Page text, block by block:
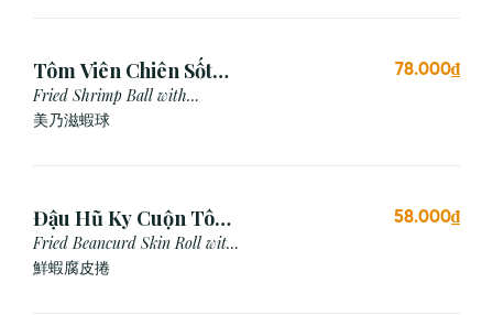
Tôm Viên Chiên Sốt
Mayonnaise (3 viên)
Fried Shrimp Ball with
Mayonnaise Sauce
美乃滋蝦球
78.000₫
Đậu Hũ Ky Cuộn Tôm
Chiên (3 cái)
Fried Beancurd Skin Roll with
Shrimp
鮮蝦腐皮捲
58.000₫